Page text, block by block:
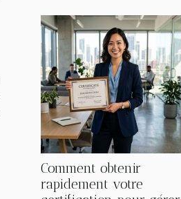
Comment obtenir
rapidement votre